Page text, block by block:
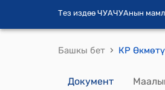
Тез издөө ЧУАЧУАнын
Башкы бет ›
Документ